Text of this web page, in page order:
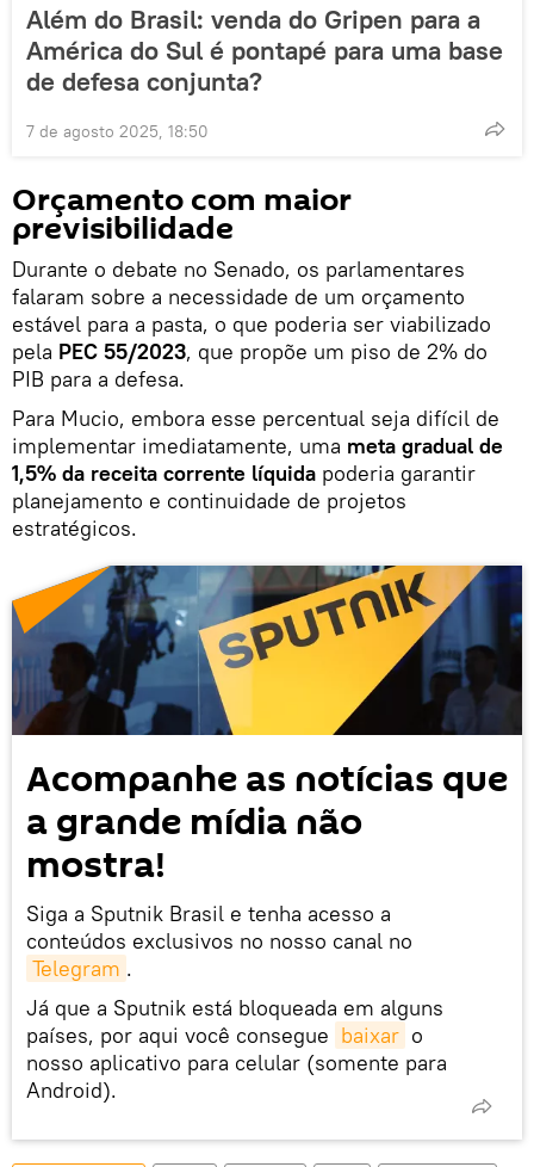
Além do Brasil: venda do Gripen para a
América do Sul é pontapé para uma base
de defesa conjunta?
7 de agosto 2025, 18:50
Orçamento com maior
previsibilidade
Durante o debate no Senado, os parlamentares
falaram sobre a necessidade de um orçamento
estável para a pasta, o que poderia ser viabilizado
pela PEC 55/2023, que propõe um piso de 2% do
PIB para a defesa.
Para Mucio, embora esse percentual seja difícil de
implementar imediatamente, uma meta gradual de
1,5% da receita corrente líquida poderia garantir
planejamento e continuidade de projetos
estratégicos.
Acompanhe as notícias que
a grande mídia não
mostra!
Siga a Sputnik Brasil e tenha acesso a
conteúdos exclusivos no nosso canal no
Telegram .
Já que a Sputnik está bloqueada em alguns
países, por aqui você consegue baixar o
nosso aplicativo para celular (somente para
Android).